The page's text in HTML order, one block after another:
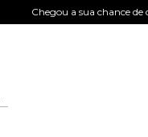
Chegou a sua chance